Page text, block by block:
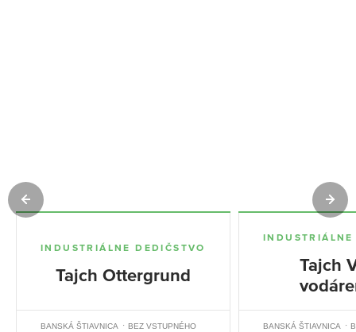
INDUSTRIÁLNE DEDIČSTVO
Tajch Ottergrund
BANSKÁ ŠTIAVNICA BEZ VSTUPNÉHO
Tajch
BANSKÁ ŠTIAVNICA